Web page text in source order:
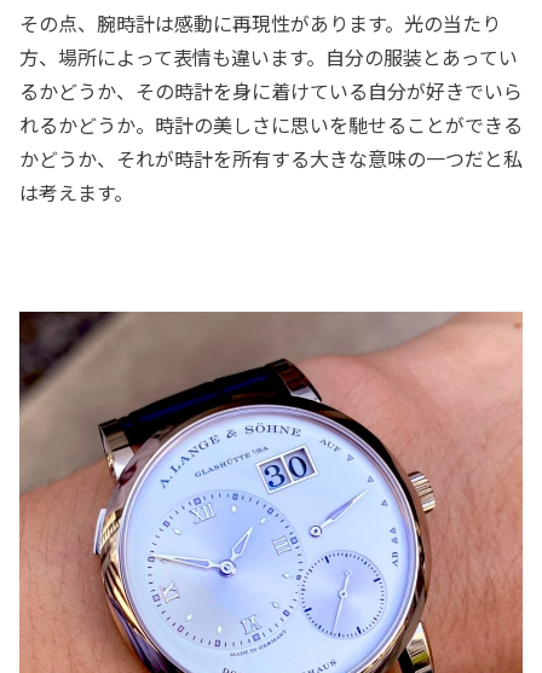
その点、腕時計は感動に再現性があります。光の当たり
方、場所によって表情も違います。自分の服装とあってい
るかどうか、その時計を身に着けている自分が好きでいら
れるかどうか。時計の美しさに思いを馳せることができる
かどうか、それが時計を所有する大きな意味の一つだと私
は考えます。